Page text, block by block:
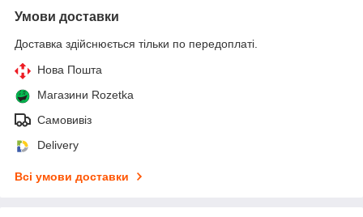
Умови доставки
Доставка здійснюється тільки по передоплаті.
Нова Пошта
Магазини Rozetka
Самовивіз
Delivery
Всі умови доставки